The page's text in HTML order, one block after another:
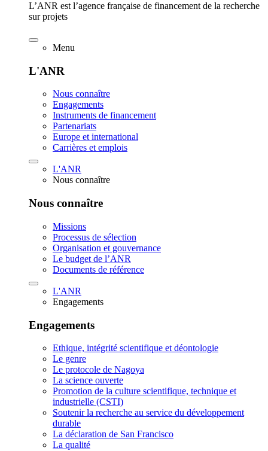
L’ANR est l’agence française de financement de la recherche
sur projets
Menu
L'ANR
Nous connaître
Engagements
Instruments de financement
Partenariats
Europe et international
Carrières et emplois
L'ANR
Nous connaître
Nous connaître
Missions
Processus de sélection
Organisation et gouvernance
Le budget de l’ANR
Documents de référence
L'ANR
Engagements
Engagements
Ethique, intégrité scientifique et déontologie
Le genre
Le protocole de Nagoya
La science ouverte
Promotion de la culture scientifique, technique et
industrielle (CSTI)
Soutenir la recherche au service du développement
durable
La déclaration de San Francisco
La qualité